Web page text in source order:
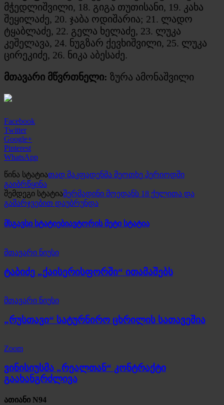
მჭედლიშვილი, 18. გიგა თუთისანი, 19. კახა
შეყილაძე, 20. ჯაბა ოდიშარია; 21. ლადო
ტყაბლაძე, 22. გელა ხელაძე, 23. ლუკა
კეშელავა, 24. ნუგზარ ქევხიშვილი, 25. ლუკა
ცირეკიძე, 26. ნიკა აბესაძე.
მთავარი მწვრთნელი: ზურა ამონაშვილი
Facebook
Twitter
Google+
Pinterest
WhatsApp
წინა სტატიათად მაკფადენმა მეოთხე პერიოდში
გაიბრწყინა
შემდეგი სტატიაშერმადინი მოედანს 18 ქულითა და
გამარჯვებით დაუბრუნდა
მსგავსი სტატიებიავტორის მეტი სტატია
მთავარი ნიუსი
ტაბიძე „ქაისერისფორში“ ითამაშებს
მთავარი ნიუსი
„რუსთავი“ სატურნირო ცხრილის სათავეშია
Zoom
ვინისიუსმა „რეალთან“ კონტრაქტი
გაახანგრძლივა
ათიანი N94